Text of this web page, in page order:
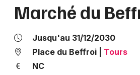
Grands événements
Bordeaux
Lille
Lyon
Marché du
Jusqu'au 31/12/2030
Place du Beffroi
Tours
NC
Partout
Près de moi Changer de
Quand ?
Aujourd'hui
Demain Ce week-end